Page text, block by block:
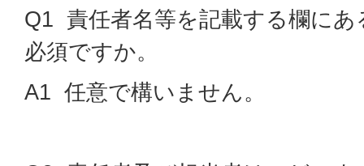
Q1 責任者名等を記載する欄にあ
必須ですか。
A1 任意で構いません。